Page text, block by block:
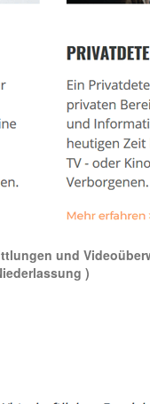
und
)